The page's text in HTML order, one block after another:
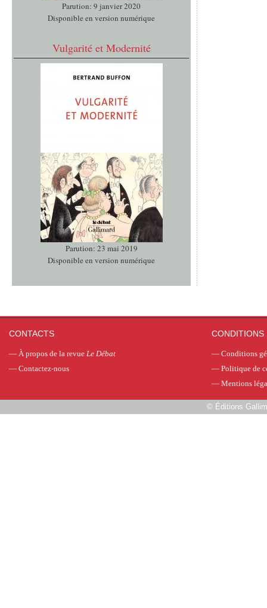
Parution: 9 janvier 2020
Disponible en version numérique
Vulgarité et Modernité
Parution: 23 mai 2019
Disponible en version numérique
CONTACTS
— À propos de la revue Le Débat
— Contactez-nous
CONDITIONS
— Conditions
— Politique de
— Mentions
© Éditions